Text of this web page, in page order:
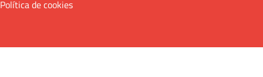
Política de cookies